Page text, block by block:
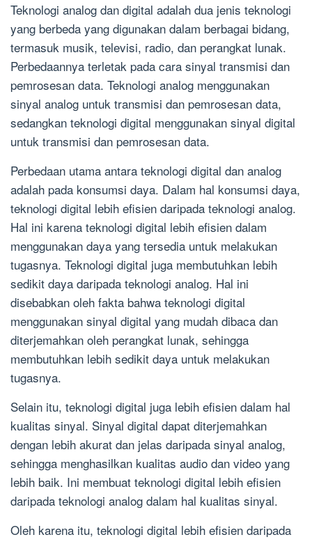
Teknologi analog dan digital adalah dua jenis teknologi
yang berbeda yang digunakan dalam berbagai bidang,
termasuk musik, televisi, radio, dan perangkat lunak.
Perbedaannya terletak pada cara sinyal transmisi dan
pemrosesan data. Teknologi analog menggunakan
sinyal analog untuk transmisi dan pemrosesan data,
sedangkan teknologi digital menggunakan sinyal digital
untuk transmisi dan pemrosesan data.
Perbedaan utama antara teknologi digital dan analog
adalah pada konsumsi daya. Dalam hal konsumsi daya,
teknologi digital lebih efisien daripada teknologi analog.
Hal ini karena teknologi digital lebih efisien dalam
menggunakan daya yang tersedia untuk melakukan
tugasnya. Teknologi digital juga membutuhkan lebih
sedikit daya daripada teknologi analog. Hal ini
disebabkan oleh fakta bahwa teknologi digital
menggunakan sinyal digital yang mudah dibaca dan
diterjemahkan oleh perangkat lunak, sehingga
membutuhkan lebih sedikit daya untuk melakukan
tugasnya.
Selain itu, teknologi digital juga lebih efisien dalam hal
kualitas sinyal. Sinyal digital dapat diterjemahkan
dengan lebih akurat dan jelas daripada sinyal analog,
sehingga menghasilkan kualitas audio dan video yang
lebih baik. Ini membuat teknologi digital lebih efisien
daripada teknologi analog dalam hal kualitas sinyal.
Oleh karena itu, teknologi digital lebih efisien daripada